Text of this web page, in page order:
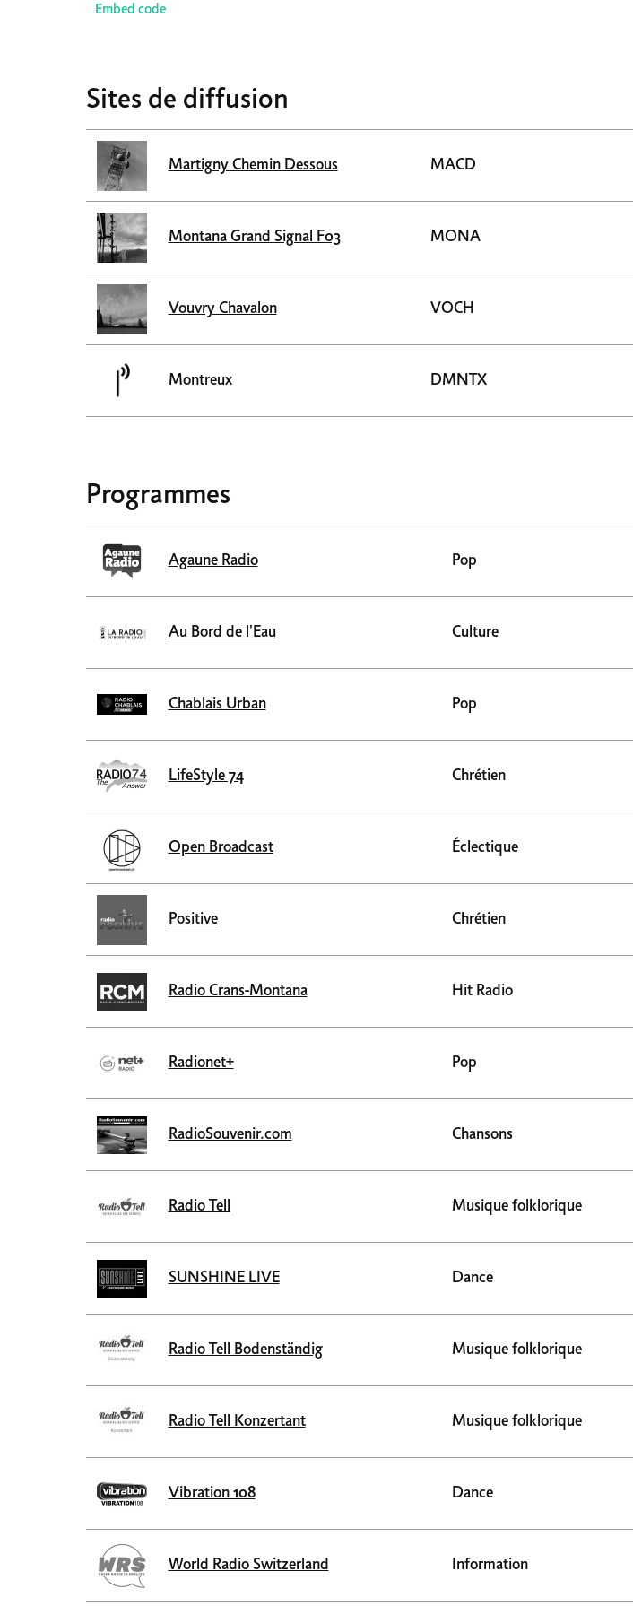
Embed code
Sites de diffusion
Martigny Chemin Dessous MACD
Montana Grand Signal F03 MONA
Vouvry Chavalon VOCH
Montreux DMNTX
Programmes
Agaune Radio Pop
Au Bord de l'Eau Culture
Chablais Urban Pop
LifeStyle 74 Chrétien
Open Broadcast Éclectique
Positive Chrétien
Radio Crans-Montana Hit Radio
Radionet+ Pop
RadioSouvenir.com Chansons
Radio Tell Musique folklorique
SUNSHINE LIVE Dance
Radio Tell Bodenständig Musique folklorique
Radio Tell Konzertant Musique folklorique
Vibration 108 Dance
World Radio Switzerland Information